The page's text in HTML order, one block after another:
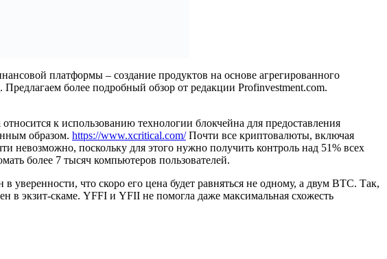
платформы – создание продуктов на основе агрегированного
более подробный обзор от редакции Profinvestment.com.
к использованию технологии блокчейна для предоставления
образом. https://www.xcritical.com/Почти все криптовалюты, включая
поскольку для этого нужно получить контроль над 51% всех
более 7 тысяч компьютеров пользователей.
что скоро его цена будет равняться не одному, а двум BTC. Так,
в экзит-скаме. YFFI и YFII не помогла даже максимальная схожесть